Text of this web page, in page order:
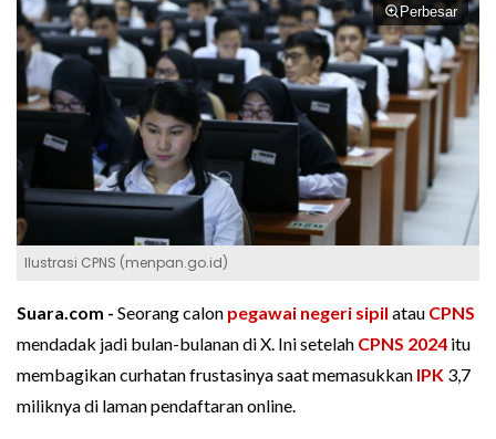
Perbesar
Ilustrasi CPNS (menpan.go.id)
Suara.com - Seorang calon pegawai negeri sipil atau CPNS
mendadak jadi bulan-bulanan di X. Ini setelah CPNS 2024 itu
membagikan curhatan frustasinya saat memasukkan IPK 3,7
miliknya di laman pendaftaran online.